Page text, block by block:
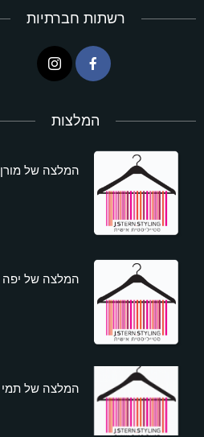
רשתות חברתיות
המלצות
המלצה של מורן
המלצה של יפה
המלצה של תמי